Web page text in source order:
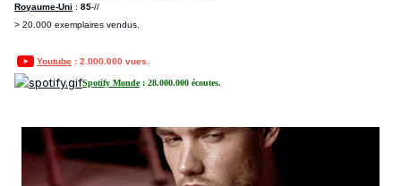
Royaume-Uni : 85-//
> 20.000 exemplaires vendus.
Youtube : 2.000.000 vues.
Spotify Monde: 28.000.000 écoutes.